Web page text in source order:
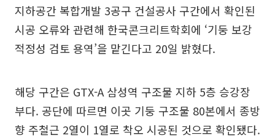
지하공간 복합개발 3공구 건설공사 구간에서 확인된
시공 오류와 관련해 한국콘크리트학회에 ‘기둥 보강
적정성 검토 용역’을 맡긴다고 20일 밝혔다.
해당 구간은 GTX-A 삼성역 구조물 지하 5층 승강장
부다. 공단에 따르면 이곳 기둥 구조물 80본에서 종방
향 주철근 2열이 1열로 착오 시공된 것으로 확인됐다.